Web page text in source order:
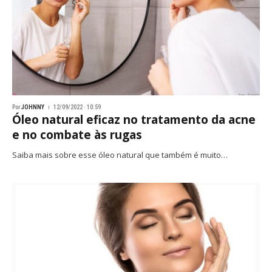
PorJOHNNY 12/09/2022 · 10:59
Óleo natural eficaz no tratamento da acne
e no combate às rugas
Saiba mais sobre esse óleo natural que também é muito…